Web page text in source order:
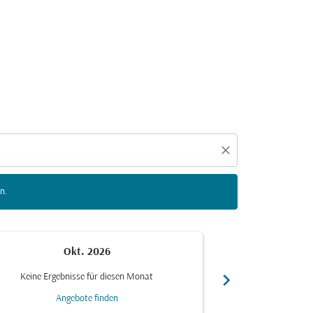
close
interagieren, um Angebote zu finden.
Okt. 2026
Keine Ergebnisse für diesen Monat
Angebote finden
chevron_right